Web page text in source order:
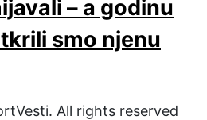
– a godinu
smo njenu
All rights reserved